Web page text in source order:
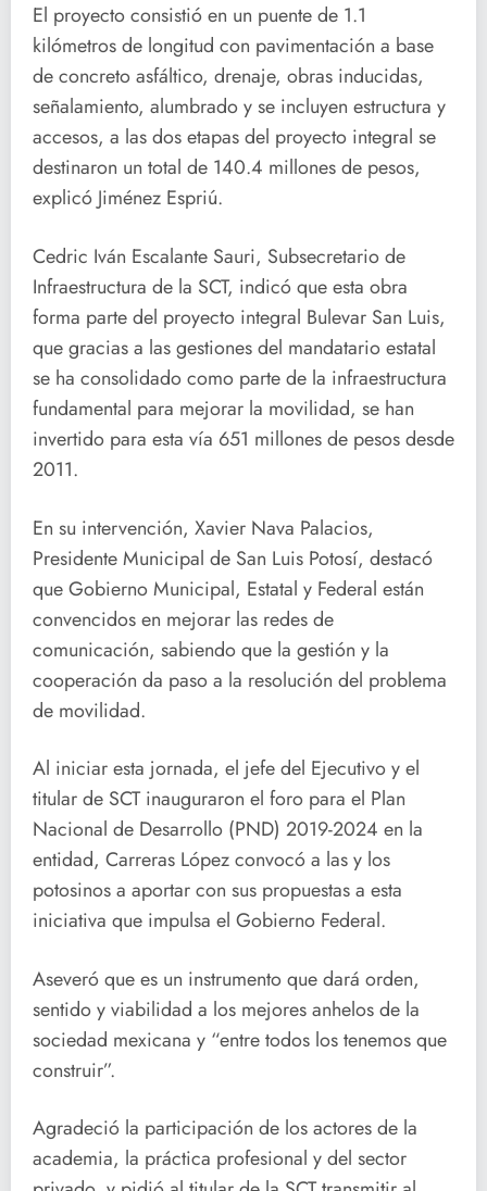
El proyecto consistió en un puente de 1.1
kilómetros de longitud con pavimentación a base
de concreto asfáltico, drenaje, obras inducidas,
señalamiento, alumbrado y se incluyen estructura y
accesos, a las dos etapas del proyecto integral se
destinaron un total de 140.4 millones de pesos,
explicó Jiménez Espriú.
Cedric Iván Escalante Sauri, Subsecretario de
Infraestructura de la SCT, indicó que esta obra
forma parte del proyecto integral Bulevar San Luis,
que gracias a las gestiones del mandatario estatal
se ha consolidado como parte de la infraestructura
fundamental para mejorar la movilidad, se han
invertido para esta vía 651 millones de pesos desde
2011.
En su intervención, Xavier Nava Palacios,
Presidente Municipal de San Luis Potosí, destacó
que Gobierno Municipal, Estatal y Federal están
convencidos en mejorar las redes de
comunicación, sabiendo que la gestión y la
cooperación da paso a la resolución del problema
de movilidad.
Al iniciar esta jornada, el jefe del Ejecutivo y el
titular de SCT inauguraron el foro para el Plan
Nacional de Desarrollo (PND) 2019-2024 en la
entidad, Carreras López convocó a las y los
potosinos a aportar con sus propuestas a esta
iniciativa que impulsa el Gobierno Federal.
Aseveró que es un instrumento que dará orden,
sentido y viabilidad a los mejores anhelos de la
sociedad mexicana y “entre todos los tenemos que
construir”.
Agradeció la participación de los actores de la
academia, la práctica profesional y del sector